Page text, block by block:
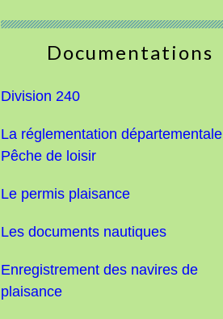
Documentations
Division 240
La réglementation départementale
Pêche de loisir
Le permis plaisance
Les documents nautiques
Enregistrement des navires de
plaisance